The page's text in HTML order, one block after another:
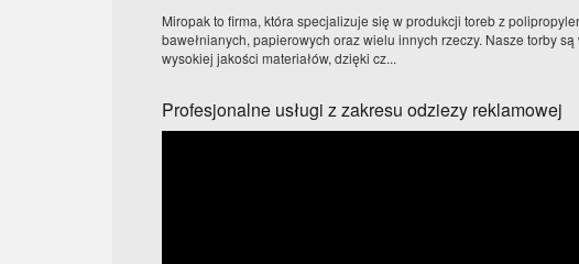
Miropak to firma, która specjalizuje się w produkcji toreb z
bawełnianych, papierowych oraz wielu innych rzeczy. Nasze torby
wysokiej jakości materiałów, dzięki cz...
Profesjonalne usługi z zakresu odziezy reklamowej